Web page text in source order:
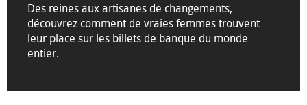
Des reines aux artisanes de changements,
découvrez comment de vraies femmes trouvent
leur place sur les billets de banque du monde
entier.